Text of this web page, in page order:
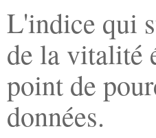
L'indice qui
de la vitalité
point de
données.